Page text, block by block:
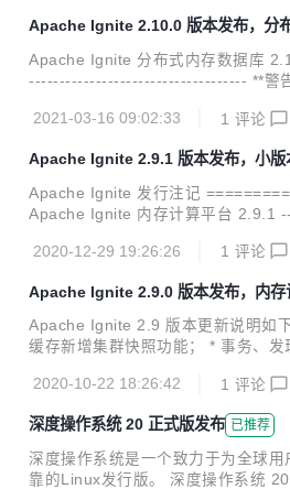
CK和Segmented-LRU两种页面替换
本过滤器的节点属性； 新增数据结
节点属性的系统视图； 新增用于监
标； 控制脚本的输出中新增无...
Apache Ignite 2.10.0 版本发布，分
Apache Ignite 分布式内存数据库
------------------------------------ **警告
出现故障，该问题将很快修复； -
瘦客户端迁移到单独的仓库。
群所有节点间检查网络连通性的API
PI； - DataReg...
2021-03-16 09:02:33 1 评论
Apache Ignite 2.9.1 版本发布，小版
Apache Ignite 发行注记
Apache Ignite 内存计算平台 2.9.1
coverySpi的优雅关闭； 新增二进制
标； 改进了检查点的并发行为； 修
致严重系统错误的问题； 修复了即
che...
2020-12-29 19:26:26 1 评论
Apache Ignite 2.9.0 版本发布，内存
Apache Ignite 2.9 版本更新说明如
缓存新增集群快照功能； * 事务、发
操作，对缓存进行数据修改（更新、
等）都是不允许的； * 透明数据加密
增在沙箱中运行用户代码的功能； *
用于标示集群； * 原生客户端新增
* 对于原生客户端的接入连接，新增
2020-10-22 18:26:42 1 评论
深度操作系统 20 正式版发布 已推荐
深度操作系统是一个致力于为全球用
靠的Linux发行版。 深度操作系统